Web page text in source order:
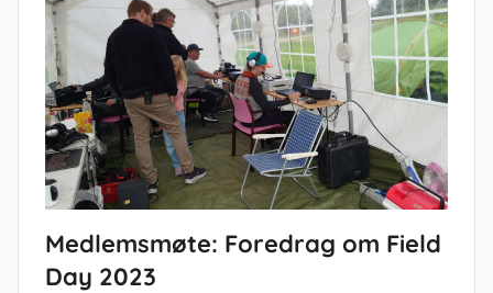
Medlemsmøte: Foredrag om Field
Day 2023